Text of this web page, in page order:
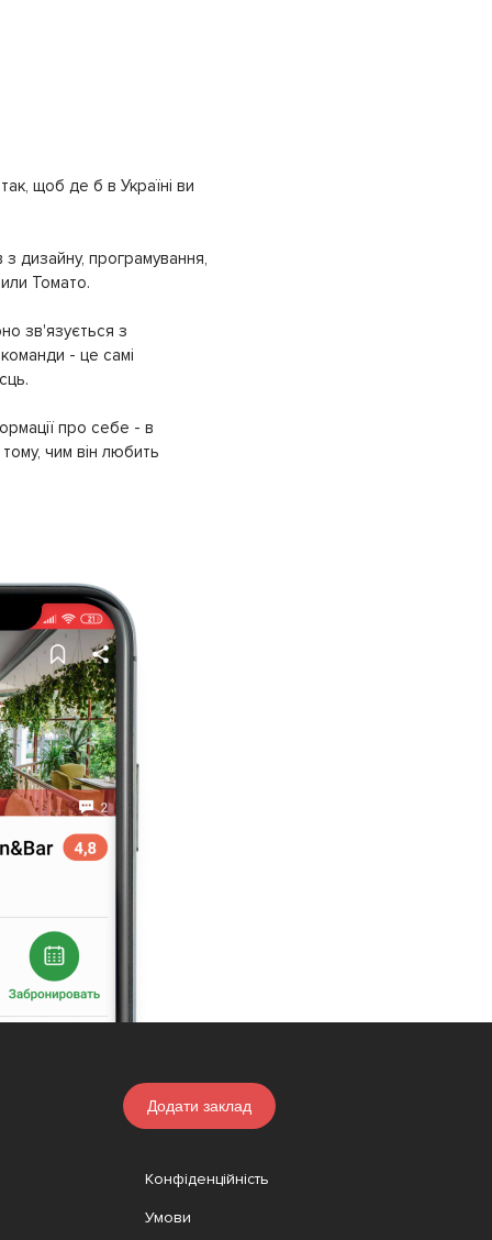
щоб де б в Україні ви
дизайну, програмування,
Томато.
зв'язується з
- це самі
про себе - в
чим він любить
Додати заклад
Конфіденційність
Умови